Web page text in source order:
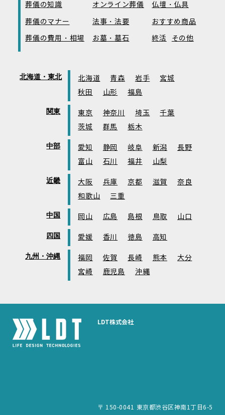
葬儀の知識 オンライン葬儀
仏壇・仏具
葬儀のマナー
法事・法要
おすすめ商品
葬儀の費用・相場
お墓・墓石 終活 その他
北海道・東北 北海道 青森 岩手
宮城
秋田
山形 福島
関東 東京 神奈川 埼玉
千葉
茨城
群馬 栃木
中部 愛知 静岡 岐阜 新潟
長野
富山
石川 福井 山梨
近畿 大阪 兵庫 京都 滋賀
奈良
和歌山
三重
中国 岡山 広島 島根 鳥取 山口
四国 愛媛 香川 徳島 高知
九州・沖縄 福岡 佐賀 長崎 熊本
大分
宮崎
鹿児島 沖縄
LDT株式会社
〒 150-0041 東京都渋谷区神南1丁目6-5